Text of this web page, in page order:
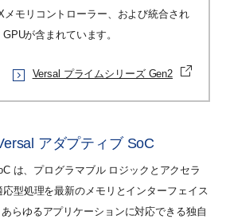
メモリコントローラー、および統合され
が含まれています。
Versal プライムシリーズ Gen2
アダプティブ SoC
は、プログラマブル ロジックとアクセラ
型処理を最新のメモリとインターフェイス
らゆるアプリケーションに対応できる独自